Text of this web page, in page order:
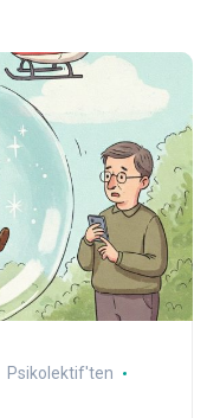
Psikolektif'ten